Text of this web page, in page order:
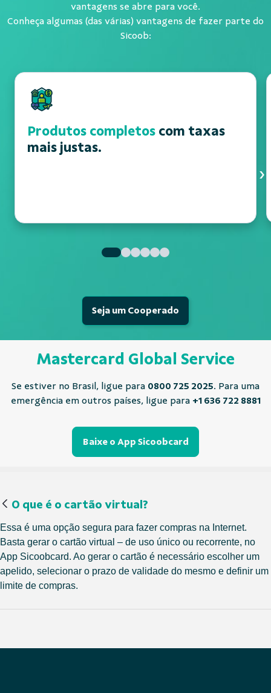
vantagens se abre para você.
Conheça algumas (das várias) vantagens de fazer parte do
Sicoob:
Produtos completos com taxas
mais justas.
›
Seja um Cooperado
Mastercard Global Service
Se estiver no Brasil, ligue para 0800 725 2025. Para uma
emergência em outros países, ligue para +1 636 722 8881
Baixe o App Sicoobcard
O que é o cartão virtual?
Essa é uma opção segura para fazer compras na Internet.
Basta gerar o cartão virtual – de uso único ou recorrente, no
App Sicoobcard. Ao gerar o cartão é necessário escolher um
apelido, selecionar o prazo de validade do mesmo e definir um
limite de compras.